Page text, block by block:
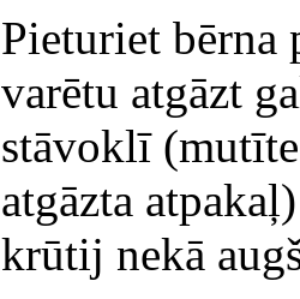
Pieturiet
varētu atgāzt
stāvoklī
atgāzta
krūtij nekā